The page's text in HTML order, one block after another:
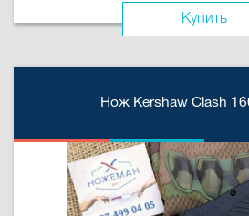
Купить
Нож Kershaw Clash